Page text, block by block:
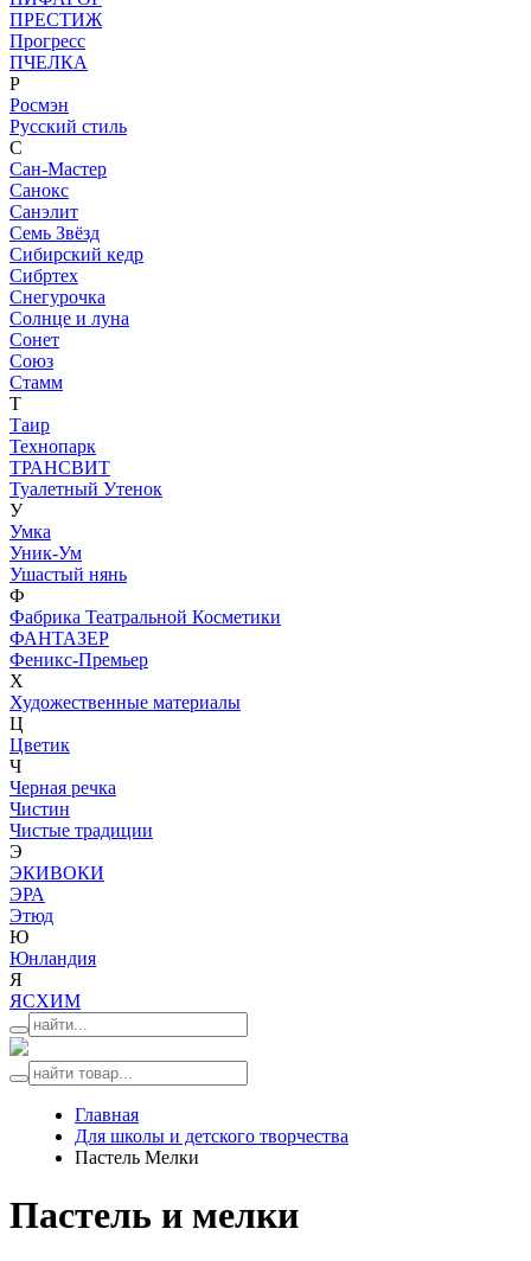
ПРЕСТИЖ
Прогресс
ПЧЕЛКА
Р
Росмэн
Русский стиль
С
Сан-Мастер
Санокс
Санэлит
Семь Звёзд
Сибирский кедр
Сибртех
Снегурочка
Солнце и луна
Сонет
Союз
Стамм
Т
Таир
Технопарк
ТРАНСВИТ
Туалетный Утенок
У
Умка
Уник-Ум
Ушастый нянь
Ф
Фабрика Театральной Косметики
ФАНТАЗЕР
Феникс-Премьер
Х
Художественные материалы
Ц
Цветик
Ч
Черная речка
Чистин
Чистые традиции
Э
ЭКИВОКИ
ЭРА
Этюд
Ю
Юнландия
Я
ЯСХИМ
Главная
Для школы и детского творчества
Пастель Мелки
Пастель и мелки